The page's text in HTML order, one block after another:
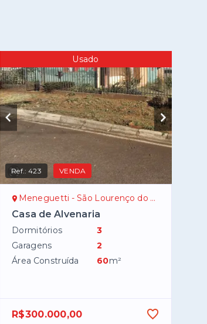
Usado
Ref.:423 VENDA
Meneguetti - São Lourenço do Oeste/SC
Casa de Alvenaria
Dormitórios
3
Garagens
2
Área Construída
60m²
R$300.000,00